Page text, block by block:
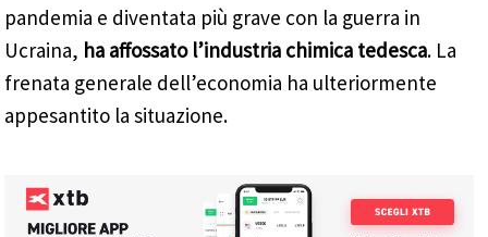
pandemia e diventata più grave con la guerra in
Ucraina, ha affossato l’industria chimica tedesca. La
frenata generale dell’economia ha ulteriormente
appesantito la situazione.